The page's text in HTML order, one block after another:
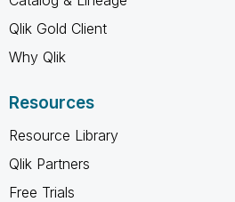
Qlik Gold Client
Why Qlik
Resources
Resource Library
Qlik Partners
Free Trials